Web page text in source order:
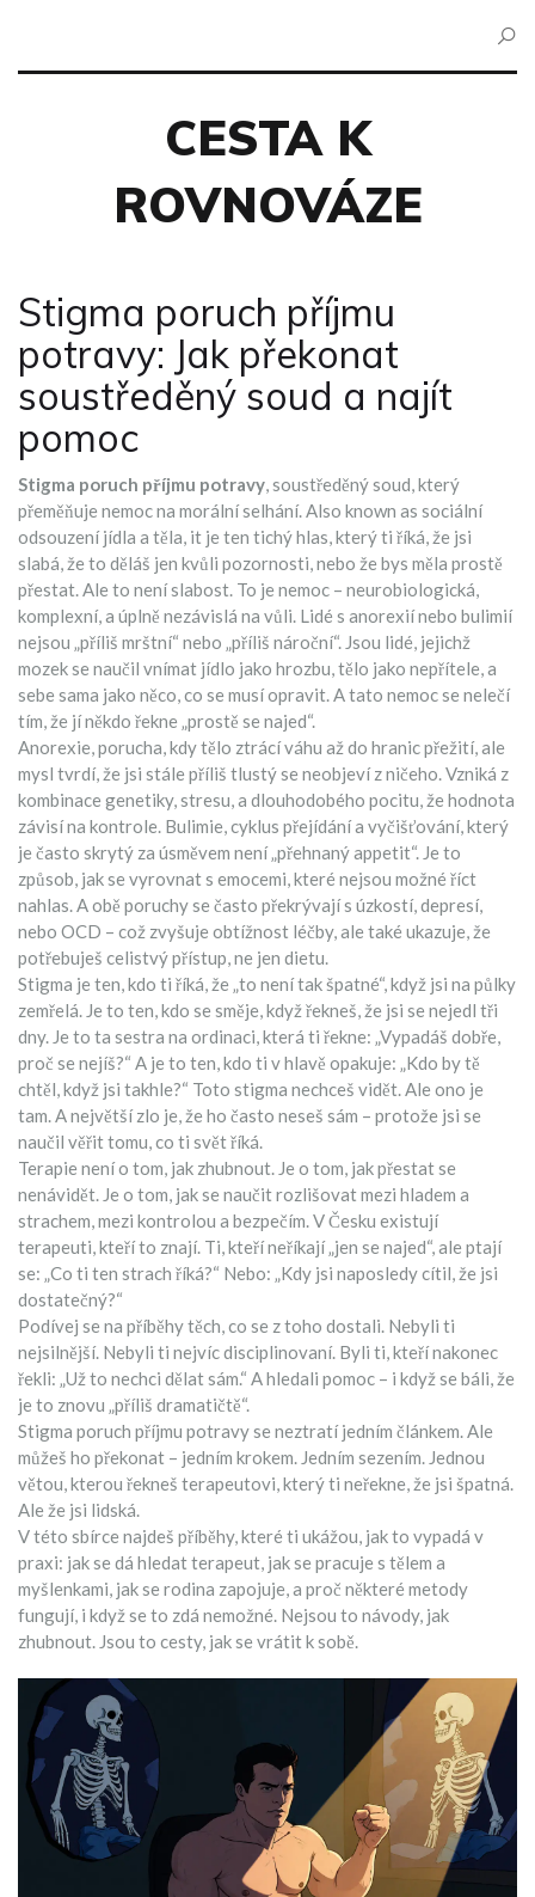
CESTA K
ROVNOVÁZE
Stigma poruch příjmu
potravy: Jak překonat
soustředěný soud a najít
pomoc
Stigma poruch příjmu potravy,soustředěný soud, který
přeměňuje nemoc na morální selhání. Also known as sociální
odsouzení jídla a těla, it je ten tichý hlas, který ti říká, že jsi
slabá, že to děláš jen kvůli pozornosti, nebo že bys měla prostě
přestat. Ale to není slabost. To je nemoc – neurobiologická,
komplexní, a úplně nezávislá na vůli. Lidé s anorexií nebo bulimií
nejsou „příliš mrštní“ nebo „příliš nároční“. Jsou lidé, jejichž
mozek se naučil vnímat jídlo jako hrozbu, tělo jako nepřítele, a
sebe sama jako něco, co se musí opravit. A tato nemoc se nelečí
tím, že jí někdo řekne „prostě se najed“.
Anorexie,porucha, kdy tělo ztrácí váhu až do hranic přežití, ale
mysl tvrdí, že jsi stále příliš tlustýse neobjeví z ničeho. Vzniká z
kombinace genetiky, stresu, a dlouhodobého pocitu, že hodnota
závisí na kontrole. Bulimie,cyklus přejídání a vyčišťování, který
je často skrytý za úsměvem není „přehnaný appetit“. Je to
způsob, jak se vyrovnat s emocemi, které nejsou možné říct
nahlas. A obě poruchy se často překrývají s úzkostí, depresí,
nebo OCD – což zvyšuje obtížnost léčby, ale také ukazuje, že
potřebuješ celistvý přístup, ne jen dietu.
Stigma je ten, kdo ti říká, že „to není tak špatné“, když jsi na půlky
zemřelá. Je to ten, kdo se směje, když řekneš, že jsi se nejedl tři
dny. Je to ta sestra na ordinaci, která ti řekne: „Vypadáš dobře,
proč se nejíš?“ A je to ten, kdo ti v hlavě opakuje: „Kdo by tě
chtěl, když jsi takhle?“ Toto stigma nechceš vidět. Ale ono je
tam. A největší zlo je, že ho často neseš sám – protože jsi se
naučil věřit tomu, co ti svět říká.
Terapie není o tom, jak zhubnout. Je o tom, jak přestat se
nenávidět. Je o tom, jak se naučit rozlišovat mezi hladem a
strachem, mezi kontrolou a bezpečím. V Česku existují
terapeuti, kteří to znají. Ti, kteří neříkají „jen se najed“, ale ptají
se: „Co ti ten strach říká?“ Nebo: „Kdy jsi naposledy cítil, že jsi
dostatečný?“
Podívej se na příběhy těch, co se z toho dostali. Nebyli ti
nejsilnější. Nebyli ti nejvíc disciplinovaní. Byli ti, kteří nakonec
řekli: „Už to nechci dělat sám.“ A hledali pomoc – i když se báli, že
je to znovu „příliš dramatičtě“.
Stigma poruch příjmu potravy se neztratí jedním článkem. Ale
můžeš ho překonat – jedním krokem. Jedním sezením. Jednou
větou, kterou řekneš terapeutovi, který ti neřekne, že jsi špatná.
Ale že jsi lidská.
V této sbírce najdeš příběhy, které ti ukážou, jak to vypadá v
praxi: jak se dá hledat terapeut, jak se pracuje s tělem a
myšlenkami, jak se rodina zapojuje, a proč některé metody
fungují, i když se to zdá nemožné. Nejsou to návody, jak
zhubnout. Jsou to cesty, jak se vrátit k sobě.